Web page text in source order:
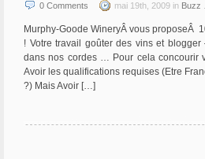
0 Comments mai 19th, 2009 in Buzz
Murphy-Goode WineryÂ vous proposeÂ
! Votre travail goûter des vins et
dans nos cordes … Pour cela concourir
Avoir les qualifications requises (Etre
?) Mais Avoir […]